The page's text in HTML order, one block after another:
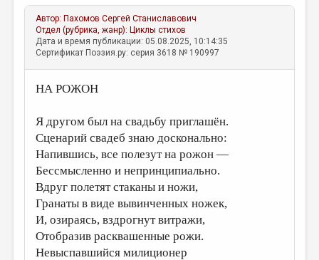
АВТОРЫ
КОММЕНТАРИИ
ЛИТСАЛОН
НОВОСТИ
ПРАВИЛА САЙТА
ОТДЕЛЫ И РУБРИКИ
ИЗБРАННОЕ
ДАЙДЖЕСТ
ПРОИЗВЕДЕНИЯ
ПЕРЕВОДЫ
Автор: Пахомов Сергей Станиславович
Отдел (рубрика, жанр): Циклы стихов
Дата и время публикации: 05.08.2025, 10:14:35
Сертификат Поэзия.ру: серия 3618 № 190997
НА РОЖОН
Я другом был на свадьбу приглашён.
Сценарий свадеб знаю досконально:
Напившись, все полезут на рожон —
Бессмысленно и непринципиально.
Вдруг полетят стаканы и ножи,
Гранаты в виде вывинченных ножек,
И, озираясь, вздрогнут витражи,
Отобразив расквашенные рожи.
Невыспавшийся милиционер